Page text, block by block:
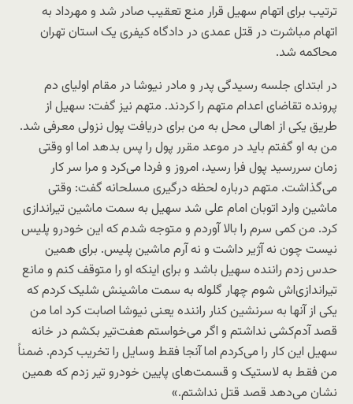
ترتیب برای اتهام سهیل قرار منع تعقیب صادر شد و مهرداد به
اتهام مباشرت در قتل عمدی در دادگاه کیفری یک استان تهران
محاکمه شد.
در ابتدای جلسه رسیدگی پدر و مادر نیوشا در مقام اولیای دم
پرونده تقاضای اعدام متهم را کردند. متهم نیز گفت: سهیل از
طریق یکی از اهالی محل به من برای دریافت پول نزولی معرفی شد.
من به او گفتم باید در موعد مقرر پول را پس بدهد اما او وقتی
زمان سررسید پول فرا رسید، امروز و فردا می‌کرد و مرا سر کار
می‌گذاشت. متهم درباره لحظه درگیری مسلحانه گفت: وقتی
ماشین وارد اتوبان امام علی شد سهیل به سمت ماشین تیراندازی
کرد. من کمی سرم را بالا آوردم و متوجه شدم که این خودرو پلیس
نیست چون نه آژیر داشت و نه آرم ماشین پلیس. برای همین
حدس زدم راننده سهیل باشد و برای اینکه او را متوقف کنم و مانع
تیراندازی‌اش شوم چهار گلوله به سمت ماشینش شلیک کردم که
یکی از آنها به سرنشین کنار راننده یعنی نیوشا اصابت کرد اما من
قصد آدم‌کشی نداشتم و اگر می‌خواستم هفت‌تیر بکشم در خانه
سهیل این کار را می‌کردم اما آنجا فقط وسایل را تخریب کردم. ضمناً
من فقط به لاستیک و قسمت‌های پایین خودرو تیر زدم که همین
نشان می‌دهد قصد قتل نداشتم.»